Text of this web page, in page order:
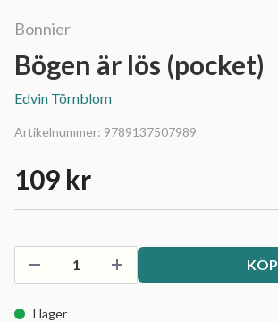
Bonnier
Bögen är lös (pocket)
Edvin Törnblom
Artikelnummer: 9789137507989
109 kr
KÖP
I lager